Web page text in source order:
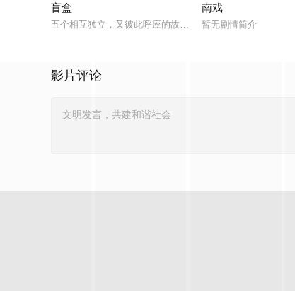
盲盒
五个相互独立，又彼此呼应的故事——用一场精心策划的“夏
南戏
暂无剧情简介
影片评论